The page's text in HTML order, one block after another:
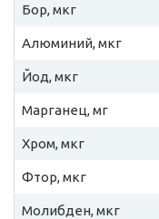
Бор, мкг
Алюминий, мкг
Йод, мкг
Марганец, мг
Хром, мкг
Фтор, мкг
Молибден, мкг